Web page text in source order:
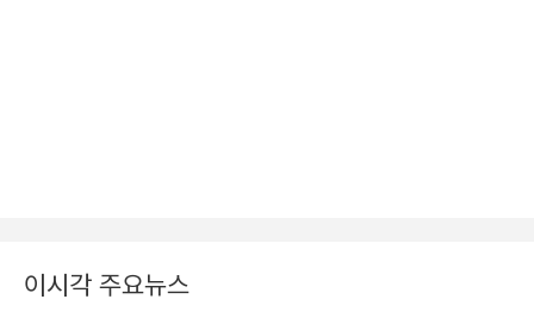
이시각 주요뉴스